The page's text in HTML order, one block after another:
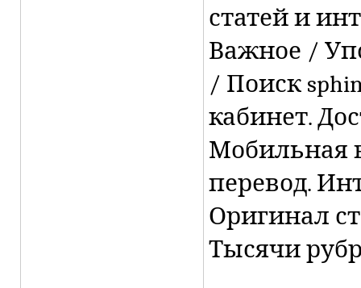
статей и
Важное /
/ Поиск
кабинет.
Мобильная
перевод.
Оригинал
Тысячи